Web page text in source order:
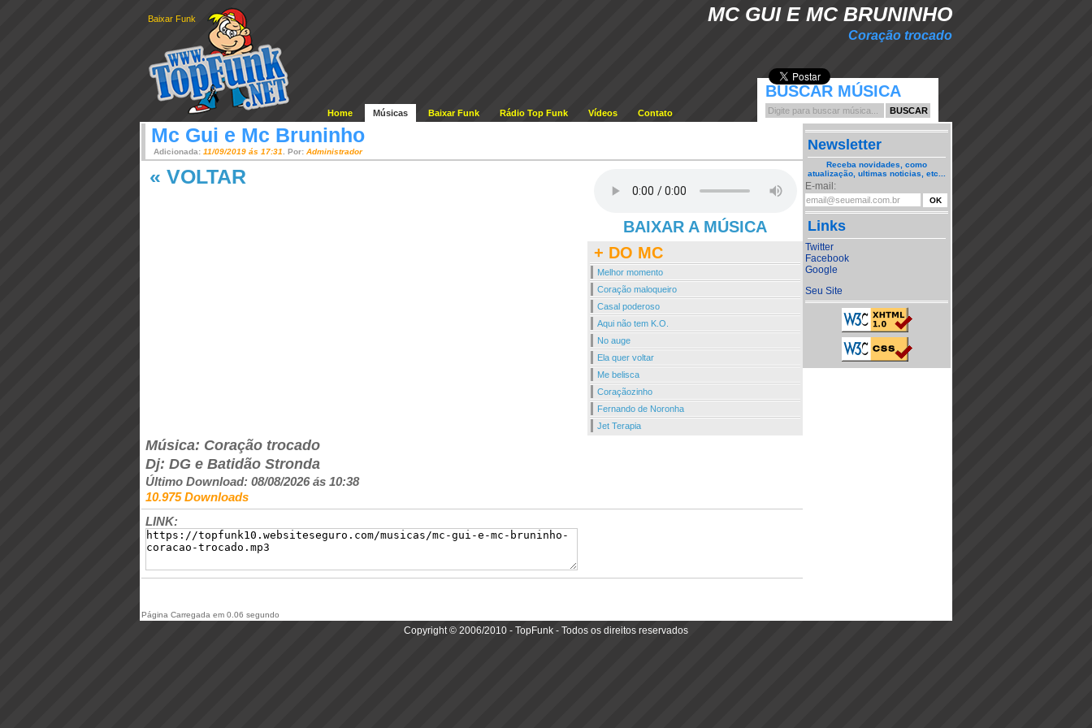
MC GUI E MC BRUNINHO
Coração trocado
Baixar Funk
Home Músicas Baixar Funk Rádio Top Funk Vídeos Contato
BUSCAR MÚSICA
Mc Gui e Mc Bruninho
Adicionada: 11/09/2019 ás 17:31 . Por: Administrador
BAIXAR A MÚSICA
+ DO MC
Melhor momento
Coração maloqueiro
Casal poderoso
Aqui não tem K.O.
No auge
Ela quer voltar
Me belisca
Coraçãozinho
Fernando de Noronha
Jet Terapia
« VOLTAR
Música: Coração trocado
Dj: DG e Batidão Stronda
Último Download: 08/08/2026 ás 10:38
10.975 Downloads
LINK:
Newsletter
Receba novidades, como
atualização, ultimas noticias, etc...
E-mail:
Links
Twitter
Facebook
Google
Seu Site
Página Carregada em 0.06 segundo
Copyright © 2006/2010 - TopFunk - Todos os direitos reservados